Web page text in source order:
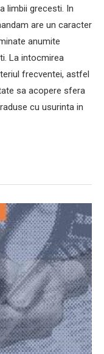
limbii grecesti. In
are un caracter
anumite
La intocmirea
frecventei, astfel
sa acopere sfera
cu usurinta in